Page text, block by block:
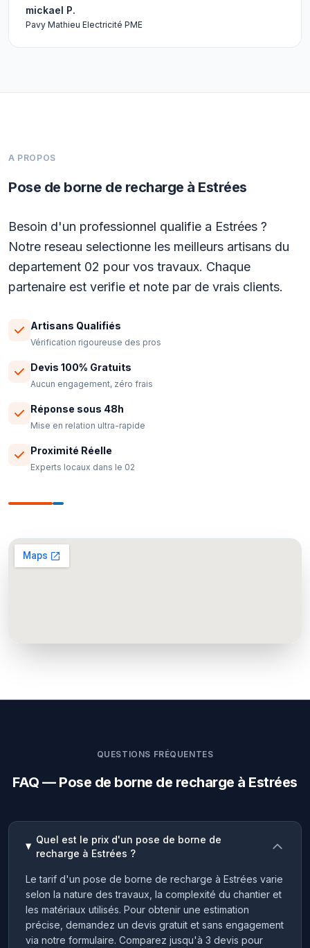
mickael P.
Pavy Mathieu Electricité PME
A PROPOS
Pose de borne de recharge à Estrées
Besoin d'un professionnel qualifie a Estrées ?
Notre reseau selectionne les meilleurs artisans du
departement 02 pour vos travaux. Chaque
partenaire est verifie et note par de vrais clients.
Artisans Qualifiés
Vérification rigoureuse des pros
Devis 100% Gratuits
Aucun engagement, zéro frais
Réponse sous 48h
Mise en relation ultra-rapide
Proximité Réelle
Experts locaux dans le 02
QUESTIONS FRÉQUENTES
FAQ — Pose de borne de recharge à Estrées
Quel est le prix d'un pose de borne de
recharge à Estrées ?
Le tarif d'un pose de borne de recharge à Estrées varie
selon la nature des travaux, la complexité du chantier et
les matériaux utilisés. Pour obtenir une estimation
précise, demandez un devis gratuit et sans engagement
via notre formulaire. Comparez jusqu'à 3 devis pour